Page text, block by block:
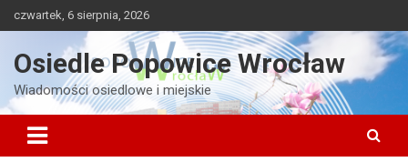
to
czwartek, 6 sierpnia, 2026
Osiedle Popowice Wrocław
Wiadomości osiedlowe i miejskie